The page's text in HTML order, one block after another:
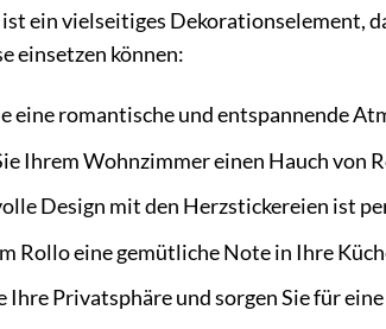
ein vielseitiges Dekorationselement,
einsetzen können:
eine romantische und entspannende
Ihrem Wohnzimmer einen Hauch von
Design mit den Herzstickereien ist
Rollo eine gemütliche Note in Ihre
Ihre Privatsphäre und sorgen Sie für